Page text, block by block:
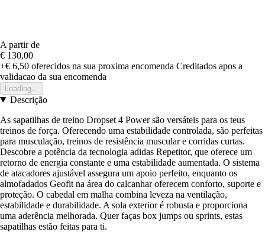
A partir de
€ 130,00
+€ 6,50 oferecidos na sua proxima encomenda Creditados apos a
validacao da sua encomenda
Loading...
Descrição
As sapatilhas de treino Dropset 4 Power são versáteis para os teus
treinos de força. Oferecendo uma estabilidade controlada, são perfeitas
para musculação, treinos de resistência muscular e corridas curtas.
Descobre a potência da tecnologia adidas Repetitor, que oferece um
retorno de energia constante e uma estabilidade aumentada. O sistema
de atacadores ajustável assegura um apoio perfeito, enquanto os
almofadados Geofit na área do calcanhar oferecem conforto, suporte e
proteção. O cabedal em malha combina leveza na ventilação,
estabilidade e durabilidade. A sola exterior é robusta e proporciona
uma aderência melhorada. Quer faças box jumps ou sprints, estas
sapatilhas estão feitas para ti.